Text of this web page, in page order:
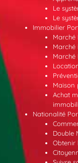
Le
Le
Immobilier
Marché
Marché
Marché
Maison
Achat
Nationalité
Double
Obtenir